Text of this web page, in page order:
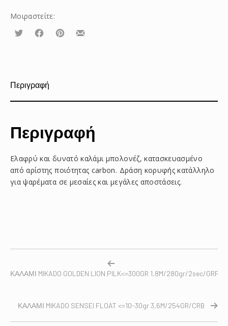
Μοιραστείτε:
Τουίτα ΜοιραστείτεΜοιραστείτεΜοιραστείτε
Περιγραφή
Περιγραφή
Ελαφρύ και δυνατό καλάμι μπολονέζ, κατασκευασμένο
από αρίστης ποιότητας carbon. Δράση κορυφής κατάλληλο
για ψαρέματα σε μεσαίες και μεγάλες αποστάσεις.
ΚΑΛΑΜΙ MIKADO GOLDEN LION PILK<=300GR 1,8M/280gr/2sec/GRPH
ΚΑΛΑΜΙ MIKADO SENSEI FLOAT <=10-30gr 3,6M/254GR/CRB